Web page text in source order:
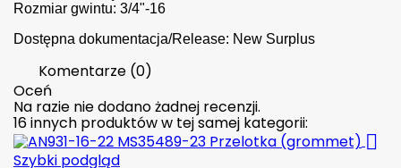
Rozmiar gwintu: 3/4"-16
Dostępna dokumentacja/Release: New Surplus
Komentarze (0)
Oceń
Na razie nie dodano żadnej recenzji.
16 innych produktów w tej samej kategorii:

Szybki podgląd